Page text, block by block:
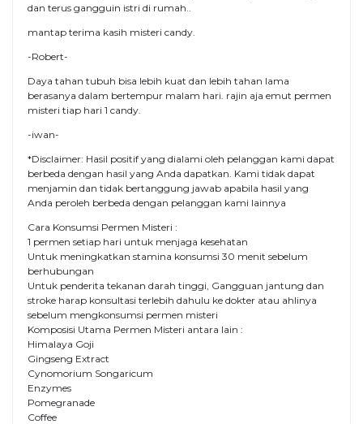
dan terus gangguin istri di rumah..
mantap terima kasih misteri candy.
-Robert-
Daya tahan tubuh bisa lebih kuat dan lebih tahan lama
berasanya dalam bertempur malam hari. rajin aja emut permen
misteri tiap hari 1 candy.
-iwan-
*Disclaimer: Hasil positif yang dialami oleh pelanggan kami dapat
berbeda dengan hasil yang Anda dapatkan. Kami tidak dapat
menjamin dan tidak bertanggung jawab apabila hasil yang
Anda peroleh berbeda dengan pelanggan kami lainnya
Cara Konsumsi Permen Misteri :
1 permen setiap hari untuk menjaga kesehatan
Untuk meningkatkan stamina konsumsi 30 menit sebelum
berhubungan
Untuk penderita tekanan darah tinggi, Gangguan jantung dan
stroke harap konsultasi terlebih dahulu ke dokter atau ahlinya
sebelum mengkonsumsi permen misteri
Komposisi Utama Permen Misteri antara lain :
Himalaya Goji
Gingseng Extract
Cynomorium Songaricum
Enzymes
Pomegranade
Coffee